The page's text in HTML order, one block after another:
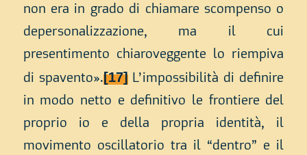
non era in grado di chiamare scompenso o
depersonalizzazione, ma il cui
presentimento chiaroveggente lo riempiva
di spavento».[17]L’impossibilità di definire
in modo netto e definitivo le frontiere del
proprio io e della propria identità, il
movimento oscillatorio tra il “dentro” e il